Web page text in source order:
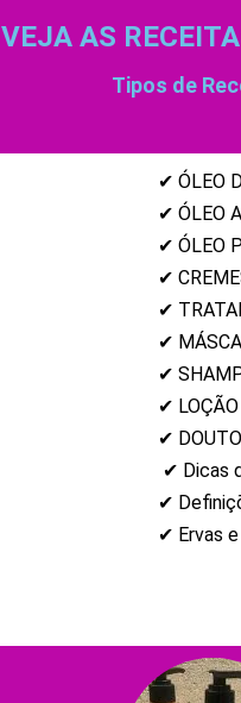
VEJA AS
Tipos de
✔ ÓLEO
✔ ÓLEO
✔ ÓLEO
✔
✔
✔
✔
✔
✔
✔ Dicas
✔
✔ Ervas